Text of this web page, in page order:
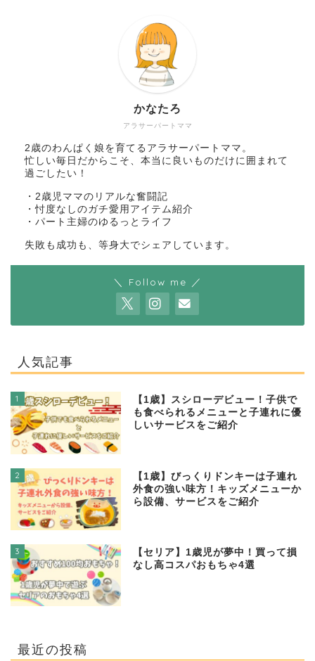
アラサーパートママ
かなたろ
2歳のわんぱく娘を育てるアラサーパートママ。
忙しい毎日だからこそ、本当に良いものだけに囲まれて
過ごしたい！
・2歳児ママのリアルな奮闘記
・忖度なしのガチ愛用アイテム紹介
・パート主婦のゆるっとライフ
失敗も成功も、等身大でシェアしています。
＼ Follow me ／
人気記事
1
【1歳】スシローデビュー！子供で
も食べられるメニューと子連れに優
しいサービスをご紹介
2
【1歳】びっくりドンキーは子連れ
外食の強い味方！キッズメニューか
ら設備、サービスをご紹介
3
【セリア】1歳児が夢中！買って損
なし高コスパおもちゃ4選
最近の投稿